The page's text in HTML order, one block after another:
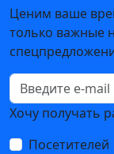
Ценим ваше
только важные
Хочу получать
Посетителей